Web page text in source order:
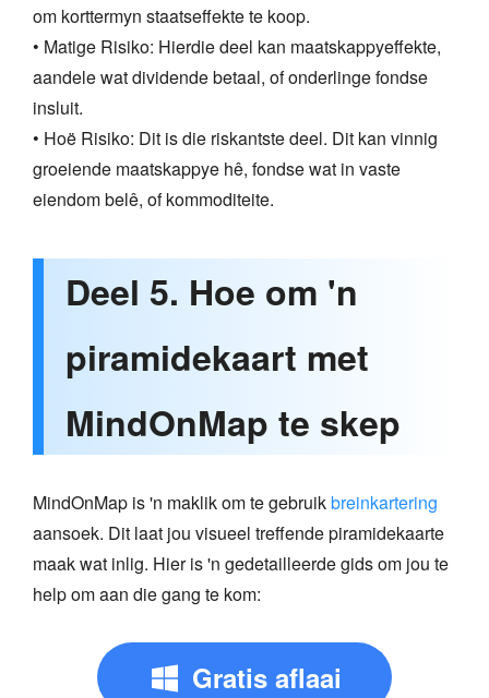
om korttermyn staatseffekte te koop.
• Matige Risiko: Hierdie deel kan maatskappyeffekte,
aandele wat dividende betaal, of onderlinge fondse
insluit.
• Hoë Risiko: Dit is die riskantste deel. Dit kan vinnig
groeiende maatskappye hê, fondse wat in vaste
eiendom belê, of kommoditeite.
Deel 5. Hoe om 'n
piramidekaart met
MindOnMap te skep
MindOnMap is 'n maklik om te gebruikbreinkartering
aansoek. Dit laat jou visueel treffende piramidekaarte
maak wat inlig. Hier is 'n gedetailleerde gids om jou te
help om aan die gang te kom:
Gratis aflaai